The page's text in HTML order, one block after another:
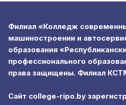
Филиал «Колледж
машиностроении и
образования
профессионального
права защищены. Филиал
Сайт college-ripo.by